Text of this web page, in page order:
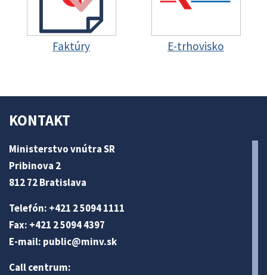
Faktúry E-trhovisko
KONTAKT
Ministerstvo vnútra SR
Pribinova 2
812 72 Bratislava
Telefón: +421 2 5094 1111
Fax: +421 2 5094 4397
E-mail: public@minv.sk
Call centrum: